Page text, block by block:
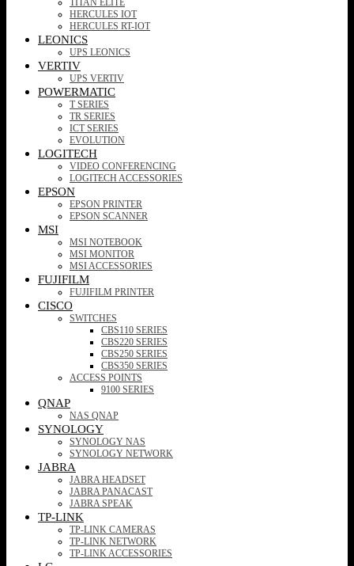
TITAN ELITE
HERCULES IOT
HERCULES RT-IOT
LEONICS
UPS LEONICS
VERTIV
UPS VERTIV
POWERMATIC
T SERIES
TR SERIES
ICT SERIES
EVOLUTION
LOGITECH
VIDEO CONFERENCING
LOGITECH ACCESSORIES
EPSON
EPSON PRINTER
EPSON SCANNER
MSI
MSI NOTEBOOK
MSI MONITOR
MSI ACCESSORIES
FUJIFILM
FUJIFILM PRINTER
CISCO
SWITCHES
CBS110 SERIES
CBS220 SERIES
CBS250 SERIES
CBS350 SERIES
ACCESS POINTS
9100 SERIES
QNAP
NAS QNAP
SYNOLOGY
SYNOLOGY NAS
SYNOLOGY NETWORK
JABRA
JABRA HEADSET
JABRA PANACAST
JABRA SPEAK
TP-LINK
TP-LINK CAMERAS
TP-LINK NETWORK
TP-LINK ACCESSORIES